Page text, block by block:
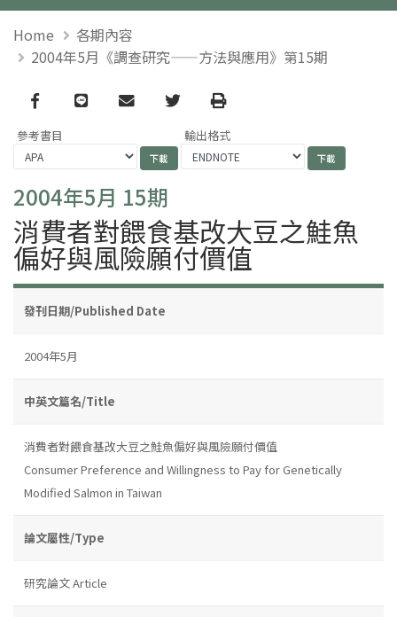
Home
各期內容
2004年5月《調查研究——方法與應用》第15期
Facebook
line email TwitterPrint
參考書目 輸出格式
2004年5月 15期
消費者對餵食基改大豆之鮭魚
偏好與風險願付價值
發刊日期/Published Date
2004年5月
中英文篇名/Title
消費者對餵食基改大豆之鮭魚偏好與風險願付價值
Consumer Preference and Willingness to Pay for Genetically
Modified Salmon in Taiwan
論文屬性/Type
研究論文 Article